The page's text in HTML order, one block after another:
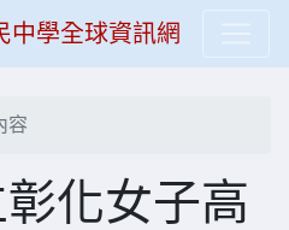
中學全球資訊網
容
化女子高